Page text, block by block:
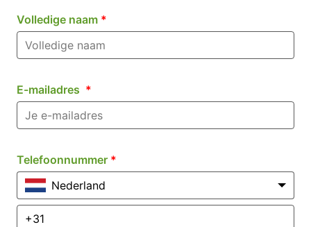
Volledige naam *
E-mailadres *
Telefoonnummer *
Nederland